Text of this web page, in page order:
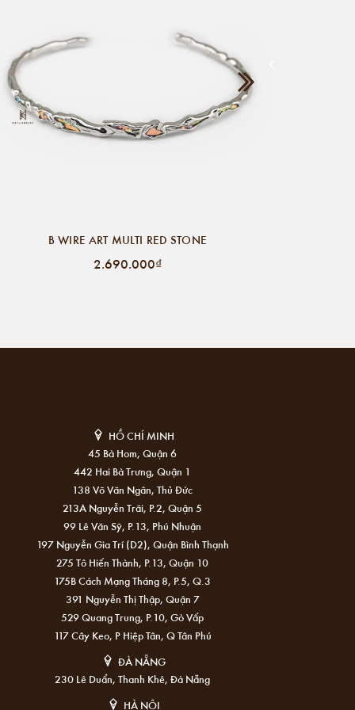
B WIRE ART MULTI RED STONE
2.690.000₫
HỒ CHÍ MINH
45 Bà Hom, Quận 6
442 Hai Bà Trưng, Quận 1
138 Võ Văn Ngân, Thủ Đức
213A Nguyễn Trãi, P.2, Quận 5
99 Lê Văn Sỹ, P.13, Phú Nhuận
197 Nguyễn Gia Trí (D2), Quận Bình Thạnh
275 Tô Hiến Thành, P.13, Quận 10
175B Cách Mạng Tháng 8, P.5, Q.3
391 Nguyễn Thị Thập, Quận 7
529 Quang Trung, P.10, Gò Vấp
117 Cây Keo, P Hiệp Tân, Q Tân Phú
ĐÀ NẴNG
230 Lê Duẩn, Thanh Khê, Đà Nẵng
HÀ NỘI